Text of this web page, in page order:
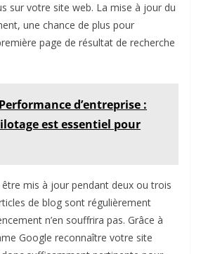
sur votre site web. La mise à jour du
une chance de plus pour
page de résultat de recherche
Performance d’entreprise :
est essentiel pour
mis à jour pendant deux ou trois
de blog sont régulièrement
n’en souffrira pas. Grâce à
Google reconnaître votre site